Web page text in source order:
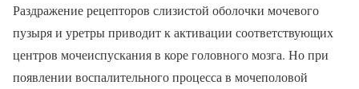
Раздражение рецепторов слизистой оболочки мочевого
пузыря и уретры приводит к активации соответствующих
центров мочеиспускания в коре головного мозга. Но при
появлении воспалительного процесса в мочеполовой